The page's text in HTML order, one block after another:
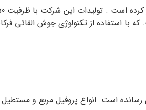
استفاده از تکنولوژی جوش القائی
تولید خود را به ۲٫۵ میلیون تن انواع محصولات فولادی رسانده است. انواع پروفیل